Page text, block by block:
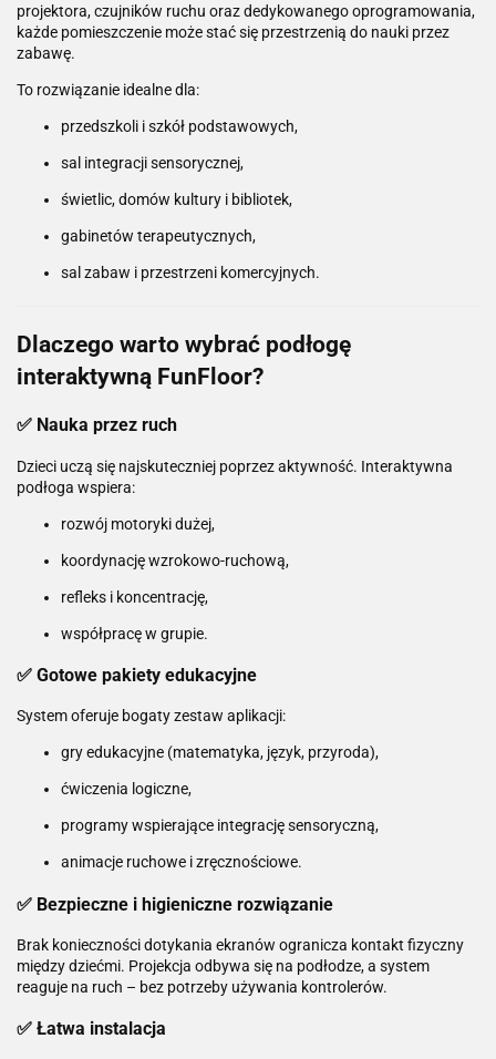
projektora, czujników ruchu oraz dedykowanego oprogramowania,
każde pomieszczenie może stać się przestrzenią do nauki przez
zabawę.
To rozwiązanie idealne dla:
przedszkoli i szkół podstawowych,
sal integracji sensorycznej,
świetlic, domów kultury i bibliotek,
gabinetów terapeutycznych,
sal zabaw i przestrzeni komercyjnych.
Dlaczego warto wybrać podłogę
interaktywną FunFloor?
✅ Nauka przez ruch
Dzieci uczą się najskuteczniej poprzez aktywność. Interaktywna
podłoga wspiera:
rozwój motoryki dużej,
koordynację wzrokowo-ruchową,
refleks i koncentrację,
współpracę w grupie.
✅ Gotowe pakiety edukacyjne
System oferuje bogaty zestaw aplikacji:
gry edukacyjne (matematyka, język, przyroda),
ćwiczenia logiczne,
programy wspierające integrację sensoryczną,
animacje ruchowe i zręcznościowe.
✅ Bezpieczne i higieniczne rozwiązanie
Brak konieczności dotykania ekranów ogranicza kontakt fizyczny
między dziećmi. Projekcja odbywa się na podłodze, a system
reaguje na ruch – bez potrzeby używania kontrolerów.
✅ Łatwa instalacja